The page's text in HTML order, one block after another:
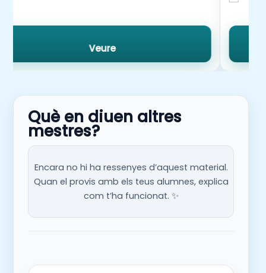
Veure
Què en diuen altres
mestres?
Encara no hi ha ressenyes d’aquest material.
Quan el provis amb els teus alumnes, explica
com t’ha funcionat. ✨